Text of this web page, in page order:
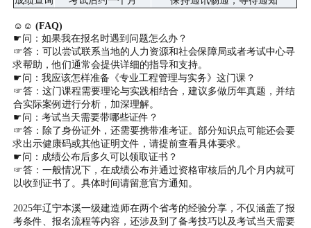
☺☺ (FAQ)
☛问：如果我在报名时遇到问题怎么办？
☞答：可以尝试联系当地的人力资源和社会保障局或者考试中心寻
求帮助，他们通常会提供详细的指导和支持。
☛问：我应该怎样准备《专业工程管理与实务》这门课？
☞答：这门课程需要理论与实践相结合，建议多做历年真题，并结
合实际案例进行分析，加深理解。
☛问：考试当天需要带哪些证件？
☞答：除了身份证外，还需要携带准考证。部分知识点可能还会要
求出示健康码或其他证明文件，请提前查看具体要求。
☛问：成绩公布后多久可以领取证书？
☞答：一般情况下，在成绩公布并通过资格审核后的几个月内就可
以收到证书了。具体时间请留意官方通知。
2025年辽宁本溪一级建造师在两个省考的经验分享，不仅涵盖了报
考条件、报名流程等内容，还涉及到了备考技巧以及考试当天需要